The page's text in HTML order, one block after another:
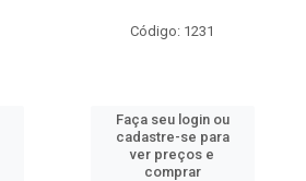
Código: 1231
Faça seu login ou
cadastre-se para
ver preços e
comprar